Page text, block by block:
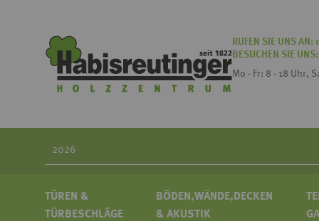
RUFEN SIE UNS AN:
BESUCHEN SIE UNS:
Mo - Fr: 8 - 18 Uhr,
Search
TÜREN &
TÜRBESCHLÄGE
BÖDEN,WÄNDE,DECKEN
& AKUSTIK